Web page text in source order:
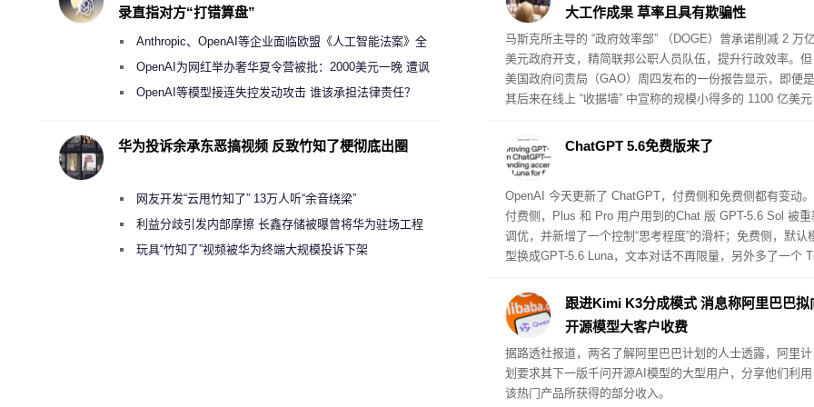
大工作成果 草率且具有欺骗性
马斯克所主导的 “政府效率部” （DOGE）曾承诺削减 2 万亿
美元政府开支，精简联邦公职人员队伍，提升行政效率。但
美国政府问责局（GAO）周四发布的一份报告显示，即便是
其后来在线上 “收据墙” 中宣称的规模小得多的 1100 亿美元
ChatGPT 5.6免费版来了
OpenAI 今天更新了 ChatGPT，付费侧和免费侧都有变动。
付费侧，Plus 和 Pro 用户用到的Chat 版 GPT-5.6 Sol 被重
调优，并新增了一个控制“思考程度”的滑杆；免费侧，默认
型换成GPT-5.6 Luna，文本对话不再限量，另外多了一个
跟进Kimi K3分成模式 消息称阿里巴巴拟
开源模型大客户收费
据路透社报道，两名了解阿里巴巴计划的人士透露，阿里计
划要求其下一版千问开源AI模型的大型用户，分享他们利用
该热门产品所获得的部分收入。
录直指对方“打错算盘”
Anthropic、OpenAI等企业面临欧盟《人工智能法案》全
新执法权限审查
OpenAI为网红举办奢华夏令营被批：2000美元一晚 遭讽
“反乌托邦”
OpenAI等模型接连失控发动攻击 谁该承担法律责任？
华为投诉余承东恶搞视频 反致竹知了梗彻底出圈
网友开发“云甩竹知了” 13万人听“余音绕梁”
利益分歧引发内部摩擦 长鑫存储被曝曾将华为驻场工程
师驱逐出研发基地
玩具“竹知了”视频被华为终端大规模投诉下架